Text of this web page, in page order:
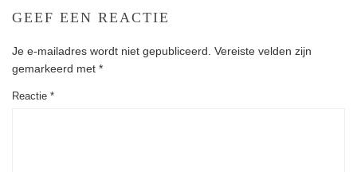
GEEF EEN REACTIE
Je e-mailadres wordt niet gepubliceerd. Vereiste velden zijn
gemarkeerd met *
Reactie *